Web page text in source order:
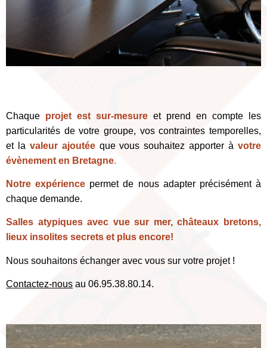
Chaque projet est sur-mesure et prend en compte les
particularités de votre groupe, vos contraintes temporelles,
et la valeur ajoutée que vous souhaitez apporter àvotre
évènement en Bretagne.
Notre expérience permet de nous adapter précisément à
chaque demande.
Salles atypiques avec vue sur mer, châteaux bretons,
lieux insolites secrets et plus encore!
Nous souhaitons échanger avec vous sur votre projet !
Contactez-nous au 06.95.38.80.14.